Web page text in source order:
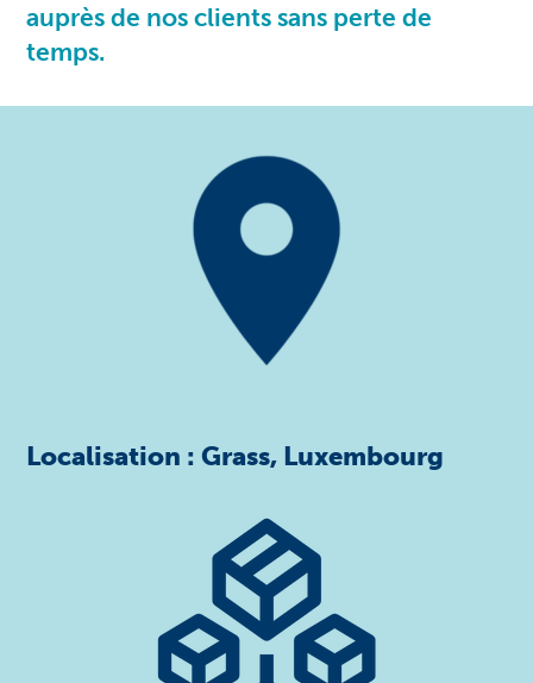
auprès de nos clients sans perte de
temps.
Localisation : Grass, Luxembourg